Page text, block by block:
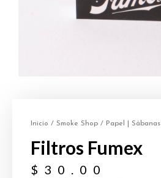
Inicio / Smoke Shop / Papel | Sábanas
Filtros Fumex
$ 30.00